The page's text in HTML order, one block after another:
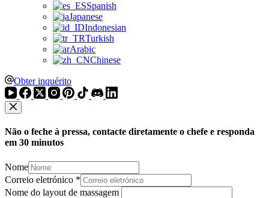
Spanish
Japanese
Indonesian
Turkish
Arabic
Chinese
Obter inquérito
Não o feche à pressa, contacte diretamente o chefe e responda
em 30 minutos
Nome
Correio eletrónico *
Nome do layout de massagem